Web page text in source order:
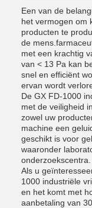
Een van de
het vermogen om
producten te
de
met een krachtig
van < 13 Pa kan
snel en efficiënt
ervan wordt
De GX FD-1000
met de veiligheid
zowel uw
machine een
geschikt is voor
waaronder
onderzoekscentra.
Als u
1000 industriële
en het komt met
aanbetaling van